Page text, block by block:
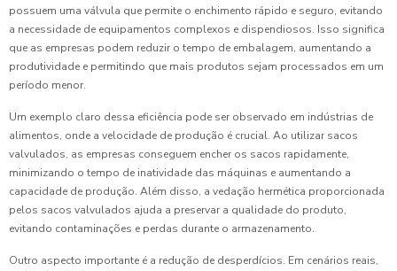
possuem uma válvula que permite o enchimento rápido e seguro, evitando
a necessidade de equipamentos complexos e dispendiosos. Isso significa
que as empresas podem reduzir o tempo de embalagem, aumentando a
produtividade e permitindo que mais produtos sejam processados em um
período menor.
Um exemplo claro dessa eficiência pode ser observado em indústrias de
alimentos, onde a velocidade de produção é crucial. Ao utilizar sacos
valvulados, as empresas conseguem encher os sacos rapidamente,
minimizando o tempo de inatividade das máquinas e aumentando a
capacidade de produção. Além disso, a vedação hermética proporcionada
pelos sacos valvulados ajuda a preservar a qualidade do produto,
evitando contaminações e perdas durante o armazenamento.
Outro aspecto importante é a redução de desperdícios. Em cenários reais,